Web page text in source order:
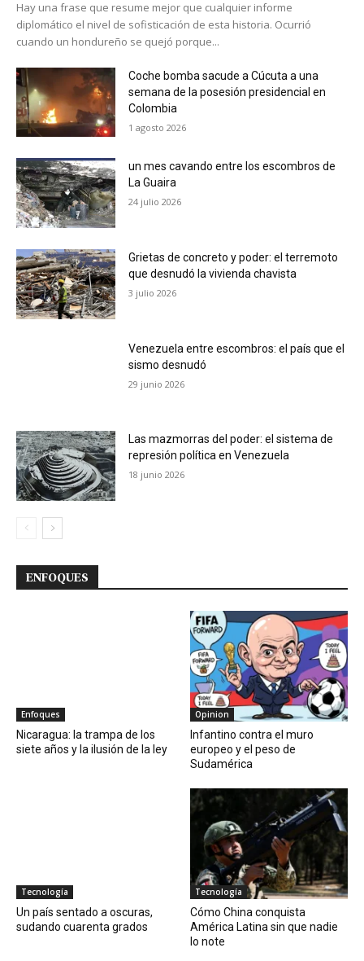
Hay una frase que resume mejor que cualquier informe
diplomático el nivel de sofisticación de esta historia. Ocurrió
cuando un hondureño se quejó porque...
Coche bomba sacude a Cúcuta a una
semana de la posesión presidencial en
Colombia
1 agosto 2026
un mes cavando entre los escombros de
La Guaira
24 julio 2026
Grietas de concreto y poder: el terremoto
que desnudó la vivienda chavista
3 julio 2026
Venezuela entre escombros: el país que el
sismo desnudó
29 junio 2026
Las mazmorras del poder: el sistema de
represión política en Venezuela
18 junio 2026
ENFOQUES
Enfoques
Nicaragua: la trampa de los
siete años y la ilusión de la ley
Opinion
Infantino contra el muro
europeo y el peso de
Sudamérica
Tecnología
Un país sentado a oscuras,
sudando cuarenta grados
Tecnología
Cómo China conquista
América Latina sin que nadie
lo note